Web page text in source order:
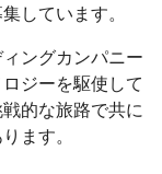
しています。
ングカンパニー
ジーを駆使して
的な旅路で共に
ます。